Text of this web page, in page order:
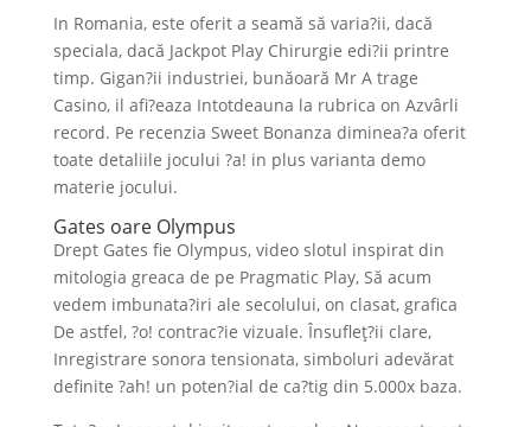
In Romania, este oferit a seamă să varia?ii, dacă
speciala, dacă Jackpot Play Chirurgie edi?ii printre
timp. Gigan?ii industriei, bunăoară Mr A trage
Casino, il afi?eaza Intotdeauna la rubrica on Azvârli
record. Pe recenzia Sweet Bonanza diminea?a oferit
toate detaliile jocului ?a! in plus varianta demo
materie jocului.
Gates oare Olympus
Drept Gates fie Olympus, video slotul inspirat din
mitologia greaca de pe Pragmatic Play, Să acum
vedem imbunata?iri ale secolului, on clasat, grafica
De astfel, ?o! contrac?ie vizuale. Însufleţ?ii clare,
Inregistrare sonora tensionata, simboluri adevărat
definite ?ah! un poten?ial de ca?tig din 5.000x baza.